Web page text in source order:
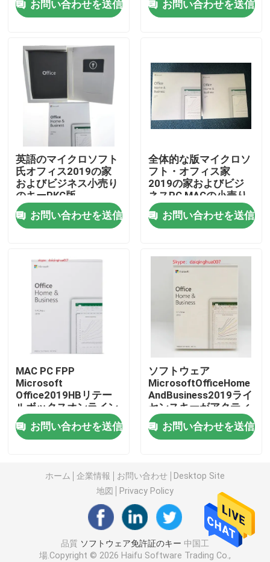
ビデオ
私達について
工場旅行
品質管理
私達に連絡しなさい
ニュース
ソフトウェア免許証のキー
Windows 10 COAのステッカー
Windows 10の小売り箱
Windows 11の小売り箱
Windows 10 DVDのパック
Windows 11 DVDのパック
マイクロソフト オフィス 2024
お問い合わせを送信
お問い合わせを送信
英語のマイクロソフト
氏オフィス2019の家
およびビジネス小売り
のキーPKC版
お問い合わせを送信
全体的な版マイクロソ
フト・オフィス家
2019の家およびビジ
ネスPC MACの小売り
の発券所の2019年の
HBのオフィス2019お
よびビジネス
お問い合わせを送信
MAC PC FPP
Microsoft
Office2019HBリテー
ルボックスオンライン
アクティベーション
お問い合わせを送信
ソフトウェア
MicrosoftOfficeHome
AndBusiness2019ライ
センスキーがアクティ
ブ化されたオンライン
小売ボックス
お問い合わせを送信
ホーム 企業情報 お問い合わせ
Desktop Site
地図
Privacy Policy
品質 ソフトウェア免許証のキー 中国工
場.Copyright © 2026 Haifu Software Trading Co.,